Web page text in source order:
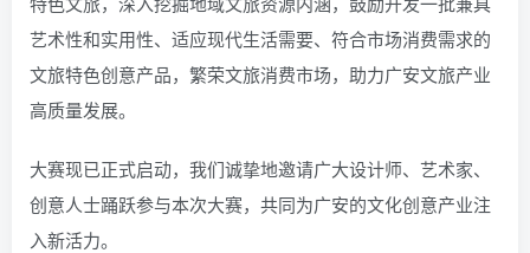
艺术性和实用性、适应现代生活需要、符合市场消费需求的
文旅特色创意产品，繁荣文旅消费市场，助力广安文旅产业
高质量发展。
大赛现已正式启动，我们诚挚地邀请广大设计师、艺术家、
创意人士踊跃参与本次大赛，共同为广安的文化创意产业注
入新活力。